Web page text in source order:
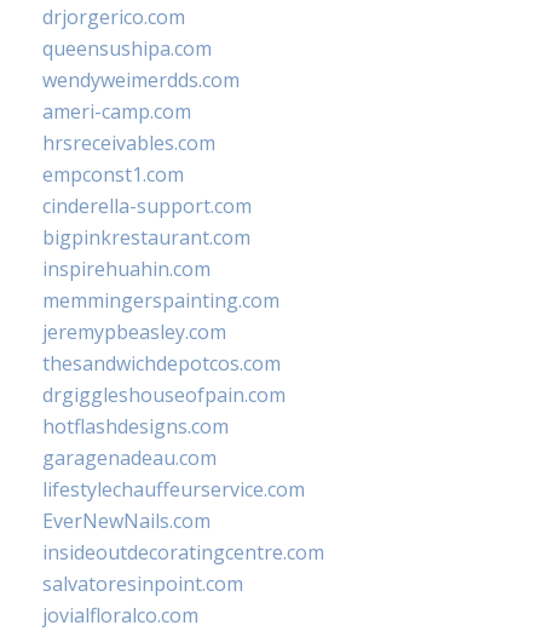
drjorgerico.com
queensushipa.com
wendyweimerdds.com
ameri-camp.com
hrsreceivables.com
empconst1.com
cinderella-support.com
bigpinkrestaurant.com
inspirehuahin.com
memmingerspainting.com
jeremypbeasley.com
thesandwichdepotcos.com
drgiggleshouseofpain.com
hotflashdesigns.com
garagenadeau.com
lifestylechauffeurservice.com
EverNewNails.com
insideoutdecoratingcentre.com
salvatoresinpoint.com
jovialfloralco.com